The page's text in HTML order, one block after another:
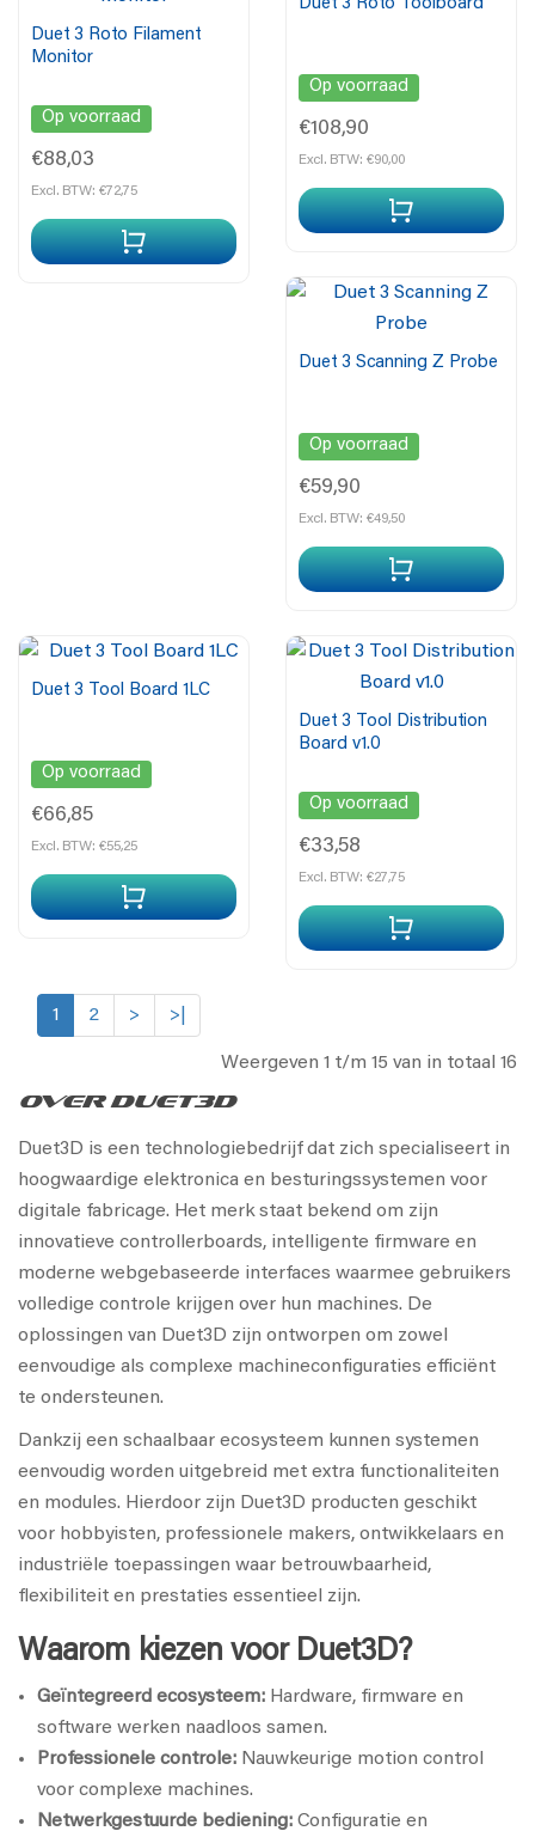
Duet 3 Roto Filament
Monitor
Op voorraad
€88,03
Excl. BTW: €72,75
Duet 3 Roto Toolboard
Op voorraad
€108,90
Excl. BTW: €90,00
Duet 3 Scanning Z Probe
Op voorraad
€59,90
Excl. BTW: €49,50
Duet 3 Tool Board 1LC
Op voorraad
€66,85
Excl. BTW: €55,25
Duet 3 Tool Distribution
Board v1.0
Op voorraad
€33,58
Excl. BTW: €27,75
1 2 > >|
Weergeven 1 t/m 15 van in totaal 16
Over Duet3D
Duet3D is een technologiebedrijf dat zich specialiseert in
hoogwaardige elektronica en besturingssystemen voor
digitale fabricage. Het merk staat bekend om zijn
innovatieve controllerboards, intelligente firmware en
moderne webgebaseerde interfaces waarmee gebruikers
volledige controle krijgen over hun machines. De
oplossingen van Duet3D zijn ontworpen om zowel
eenvoudige als complexe machineconfiguraties efficiënt
te ondersteunen.
Dankzij een schaalbaar ecosysteem kunnen systemen
eenvoudig worden uitgebreid met extra functionaliteiten
en modules. Hierdoor zijn Duet3D producten geschikt
voor hobbyisten, professionele makers, ontwikkelaars en
industriële toepassingen waar betrouwbaarheid,
flexibiliteit en prestaties essentieel zijn.
Waarom kiezen voor Duet3D?
Geïntegreerd ecosysteem: Hardware, firmware en
software werken naadloos samen.
Professionele controle: Nauwkeurige motion control
voor complexe machines.
Netwerkgestuurde bediening: Configuratie en